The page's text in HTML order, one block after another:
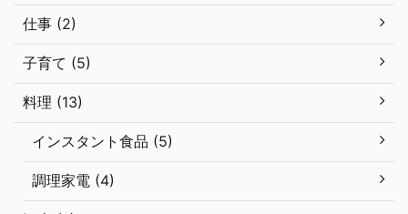
仕事 (2)
子育て (5)
料理 (13)
インスタント食品 (5)
調理家電 (4)